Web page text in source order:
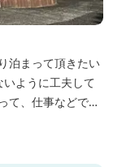
泊まって頂きたい
ように工夫して
て、仕事などで連
談。もし重なっ